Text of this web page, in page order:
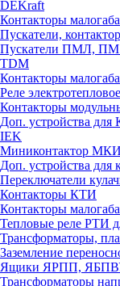
DEKraft
Контакторы
Пускатели,
Пускатели ПМЛ,
TDM
Контакторы
Реле
Контакторы
Доп. устройства
IEK
Миниконтактор МКИ
Доп. устройства для
Переключатели
Контакторы КТИ
Контакторы
Тепловые реле РTИ
Трансформаторы,
Заземление
Ящики ЯРПП,
Трансформаторы